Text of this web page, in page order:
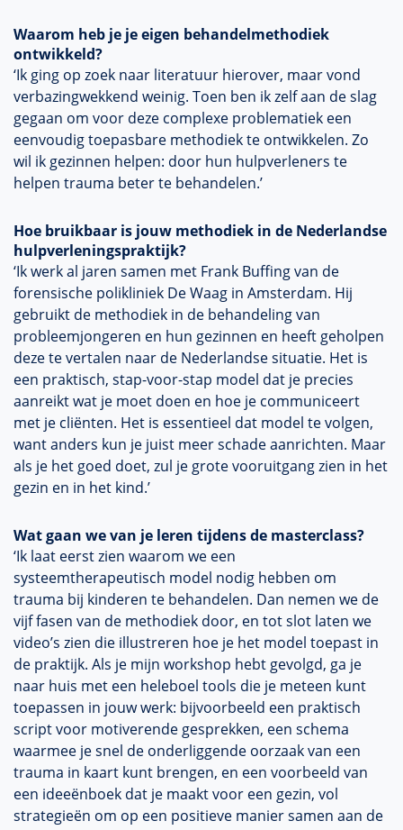
Waarom heb je je eigen behandelmethodiek
ontwikkeld?
‘Ik ging op zoek naar literatuur hierover, maar vond
verbazingwekkend weinig. Toen ben ik zelf aan de slag
gegaan om voor deze complexe problematiek een
eenvoudig toepasbare methodiek te ontwikkelen. Zo
wil ik gezinnen helpen: door hun hulpverleners te
helpen trauma beter te behandelen.’
Hoe bruikbaar is jouw methodiek in de Nederlandse
hulpverleningspraktijk?
‘Ik werk al jaren samen met Frank Buffing van de
forensische polikliniek De Waag in Amsterdam. Hij
gebruikt de methodiek in de behandeling van
probleemjongeren en hun gezinnen en heeft geholpen
deze te vertalen naar de Nederlandse situatie. Het is
een praktisch, stap-voor-stap model dat je precies
aanreikt wat je moet doen en hoe je communiceert
met je cliënten. Het is essentieel dat model te volgen,
want anders kun je juist meer schade aanrichten. Maar
als je het goed doet, zul je grote vooruitgang zien in het
gezin en in het kind.’
Wat gaan we van je leren tijdens de masterclass?
‘Ik laat eerst zien waarom we een
systeemtherapeutisch model nodig hebben om
trauma bij kinderen te behandelen. Dan nemen we de
vijf fasen van de methodiek door, en tot slot laten we
video’s zien die illustreren hoe je het model toepast in
de praktijk. Als je mijn workshop hebt gevolgd, ga je
naar huis met een heleboel tools die je meteen kunt
toepassen in jouw werk: bijvoorbeeld een praktisch
script voor motiverende gesprekken, een schema
waarmee je snel de onderliggende oorzaak van een
trauma in kaart kunt brengen, en een voorbeeld van
een ideeënboek dat je maakt voor een gezin, vol
strategieën om op een positieve manier samen aan de